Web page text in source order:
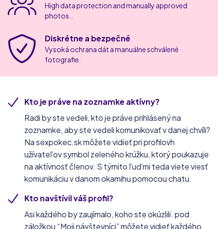
High data protection and manually approved
photos..
Diskrétne a bezpečné
Vysoká ochrana dát a manuálne schválené
fotografie.
Kto je práve na zoznamke aktívny?
Radi by ste vedeli, kto je práve prihlásený na
zoznamke, aby ste vedeli komunikovať v danej chvíli?
Na sexpokec.sk môžete vidieť pri profilovh
užívateľov symbol zeleného krúžku, ktorý poukazuje
na aktívnosť členov. S týmito ľuďmi teda viete viesť
komunikáciu v danom okamihu pomocou chatu.
Kto navštívil váš profil?
Asi každého by zaujímalo, koho ste okúzlili. pod
záložkou “Moji návštevníci” môžete vidieť každého,